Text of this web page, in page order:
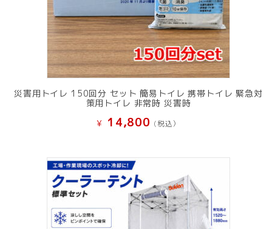
災害用トイレ 150回分 セット 簡易トイレ 携帯トイレ 緊急対
策用トイレ 非常時 災害時
¥ 14,800 (税込）